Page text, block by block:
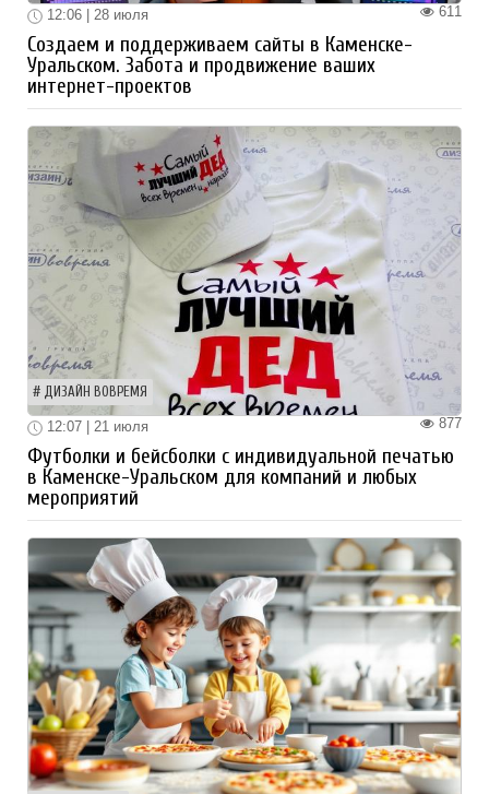
611
12:06 | 28 июля
Создаем и поддерживаем сайты в Каменске-
Уральском. Забота и продвижение ваших
интернет-проектов
ДИЗАЙН ВОВРЕМЯ
877
12:07 | 21 июля
Футболки и бейсболки с индивидуальной печатью
в Каменске-Уральском для компаний и любых
мероприятий